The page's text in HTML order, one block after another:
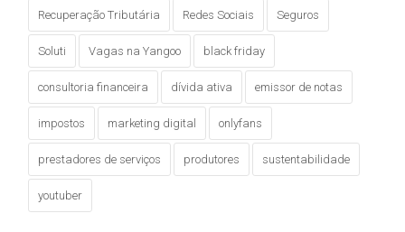
Recuperação Tributária Redes Sociais Seguros
Soluti Vagas na Yangoo black friday
consultoria financeira dívida ativa emissor de notas
impostos marketing digital onlyfans
prestadores de serviços produtores sustentabilidade
youtuber